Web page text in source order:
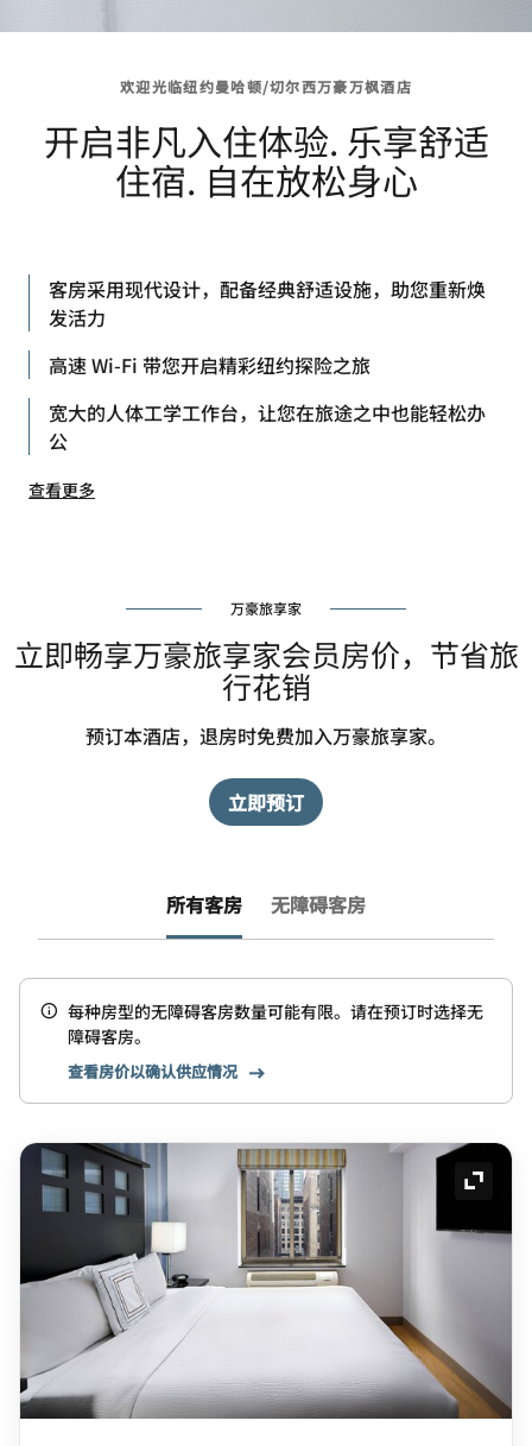
欢迎光临纽约曼哈顿/切尔西万豪万枫酒店
开启非凡入住体验. 乐享舒适
住宿. 自在放松身心
客房采用现代设计，配备经典舒适设施，助您重新焕
发活力
高速 Wi-Fi 带您开启精彩纽约探险之旅
宽大的人体工学工作台，让您在旅途之中也能轻松办
公
查看更多
万豪旅享家
立即畅享万豪旅享家会员房价，节省旅
行花销
预订本酒店，退房时免费加入万豪旅享家。
立即预订
所有客房 无障碍客房
每种房型的无障碍客房数量可能有限。请在预订时选择无
障碍客房。
查看房价以确认供应情况
展开